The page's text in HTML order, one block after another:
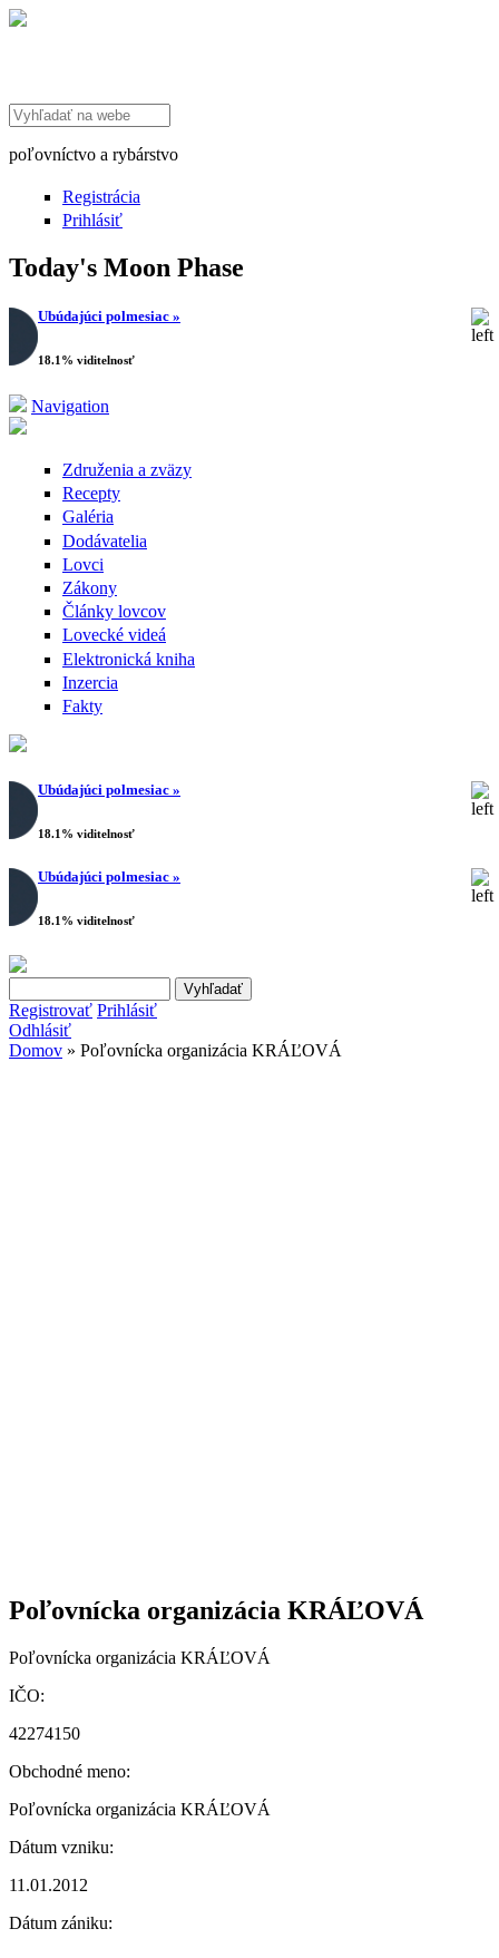
Search this site
poľovníctvo a rybárstvo
Registrácia
Prihlásiť
Today's Moon Phase
Ubúdajúci polmesiac »
18.1% viditelnosť
Navigation
Združenia a zväzy
Recepty
Galéria
Dodávatelia
Lovci
Zákony
Články lovcov
Lovecké videá
Elektronická kniha
Inzercia
Fakty
Ubúdajúci polmesiac »
18.1% viditelnosť
Ubúdajúci polmesiac »
18.1% viditelnosť
Vyhľadávanie
Registrovať Prihlásiť
Odhlásiť
Domov » Poľovnícka organizácia KRÁĽOVÁ
Poľovnícka organizácia KRÁĽOVÁ
Poľovnícka organizácia KRÁĽOVÁ
IČO:
42274150
Obchodné meno:
Poľovnícka organizácia KRÁĽOVÁ
Dátum vzniku:
11.01.2012
Dátum zániku: